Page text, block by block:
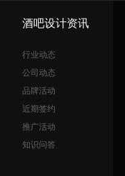
酒吧设计资讯
行业动态
公司动态
品牌活动
近期签约
推广活动
知识问答